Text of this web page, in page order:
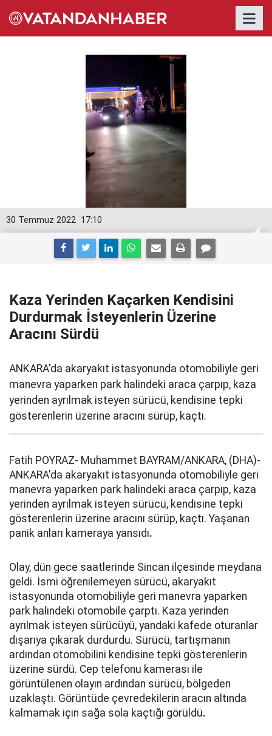
17:10
30 Temmuz 2022
Kaza Yerinden Kaçarken Kendisini
Durdurmak İsteyenlerin Üzerine
Aracını Sürdü
ANKARA'da akaryakıt istasyonunda otomobiliyle geri
manevra yaparken park halindeki araca çarpıp, kaza
yerinden ayrılmak isteyen sürücü, kendisine tepki
gösterenlerin üzerine aracını sürüp, kaçtı.
Fatih POYRAZ- Muhammet BAYRAM/ANKARA, (DHA)-
ANKARA'da akaryakıt istasyonunda otomobiliyle geri
manevra yaparken park halindeki araca çarpıp, kaza
yerinden ayrılmak isteyen sürücü, kendisine tepki
gösterenlerin üzerine aracını sürüp, kaçtı. Yaşanan
panik anları kameraya yansıdı.
Olay, dün gece saatlerinde Sincan ilçesinde meydana
geldi. İsmi öğrenilemeyen sürücü, akaryakıt
istasyonunda otomobiliyle geri manevra yaparken
park halindeki otomobile çarptı. Kaza yerinden
ayrılmak isteyen sürücüyü, yandaki kafede oturanlar
dışarıya çıkarak durdurdu. Sürücü, tartışmanın
ardından otomobilini kendisine tepki gösterenlerin
üzerine sürdü. Cep telefonu kamerası ile
görüntülenen olayın ardından sürücü, bölgeden
uzaklaştı. Görüntüde çevredekilerin aracın altında
kalmamak için sağa sola kaçtığı görüldü.